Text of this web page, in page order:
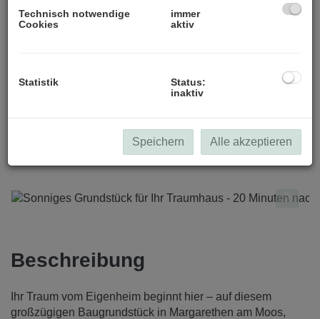
Beschreibung
Ihr Traum vom Eigenheim beginnt hier – auf diesem
großzügigen Baugrundstück in Margarethen am Moos,
Technisch notwendige
Cookies
immer
aktiv
Statistik
Status:
inaktiv
Speichern Alle akzeptieren